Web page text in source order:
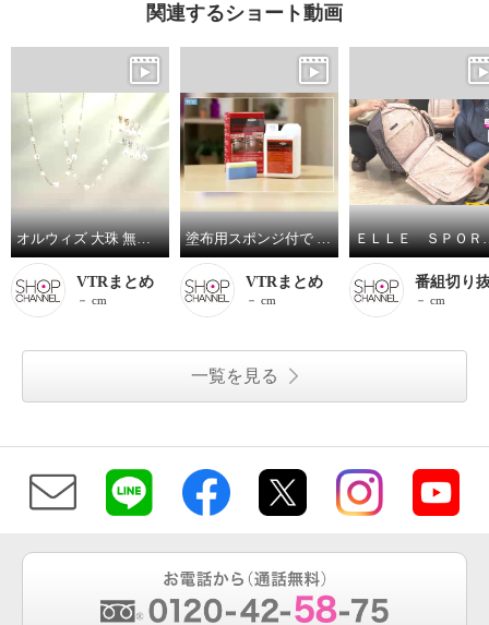
関連するショート動画
オルウィズ 大珠 無核淡水バロックパール ステーションネックレス／イヤリング／ピアス
VTRまとめ
－ cm
塗布用スポンジ付で サッと塗り伸ばし 乾かすだけ簡単！ 輝きが戻るフロアワックス シャイントップＱ１０ ＜１リットル＞
VTRまとめ
－ cm
ＥＬＬＥ ＳＰＯＲＴ は
番組切り
－ cm
一覧を見る